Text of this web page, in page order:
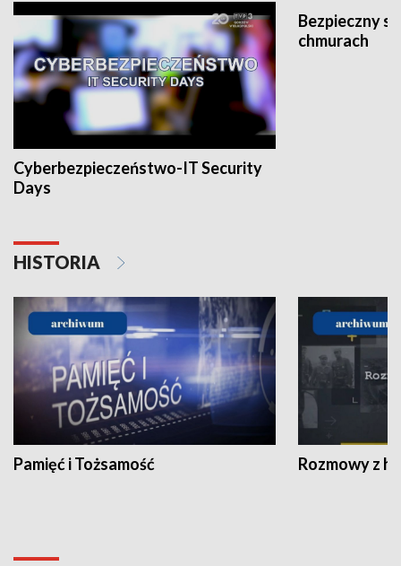
Cyberbezpieczeństwo-IT Security
Days
Bezpieczny
chmurach
HISTORIA
Pamięć i Tożsamość Rozmowy z